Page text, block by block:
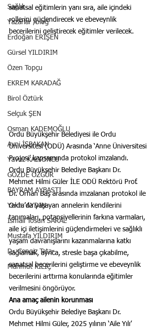
Sağlık
Yazarlar /blog
Erdoğan ERİŞEN
Gürsel YILDIRIM
Özen Topçu
EKREM KARADAĞ
Birol Öztürk
Selçuk ŞEN
Osman KADEMOĞLU
Avni İŞBAKAN
Yavuz KALYONCU
GÖZDE ÖZGÜR
BAYRAM AYBASTI
Yekta AYDIN
İsmail Tosun SARAL
Mustafa YILDIRIM
Dr. Cengiz Tatar
Mahmut KILIÇ
sanatsal eğitimlerin yanı sıra, aile içindeki
rollerini güçlendirecek ve ebeveynlik
becerilerini geliştirecek eğitimler verilecek.
Ordu Büyükşehir Belediyesi ile Ordu
Üniversitesi (ODÜ) Arasında ‘Anne Üniversitesi
Projesi’ kapsamında protokol imzalandı.
Ordu Büyükşehir Belediye Başkanı Dr.
Mehmet Hilmi Güler İLE ODÜ Rektörü Prof.
Dr. Orhan Baş arasında imzalanan protokol ile
Ordu’da yaşayan annelerin kendilerini
tanımaları, potansiyellerinin farkına varmaları,
aile içi iletişimlerini güçlendirmeleri ve sağlıklı
yaşam davranışlarını kazanmalarına katkı
sağlamak, ayrıca, stresle başa çıkabilme,
sanatsal becerilerini geliştirme ve ebeveynlik
becerilerini arttırma konularında eğitimler
verilmesini öngörüyor.
Ana amaç ailenin korunması
Ordu Büyükşehir Belediye Başkanı Dr.
Mehmet Hilmi Güler, 2025 yılının ‘Aile Yılı’